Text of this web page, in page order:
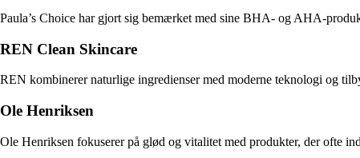
Paula’s Choice har gjort sig bemærket med sine BHA- og AHA-
REN Clean Skincare
REN kombinerer naturlige ingredienser med moderne teknologi og
Ole Henriksen
Ole Henriksen fokuserer på glød og vitalitet med produkter, der ofte